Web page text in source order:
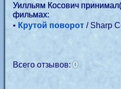
Уилльям Косович
фильмах:
• Крутой поворот / Sharp
Всего отзывов:0